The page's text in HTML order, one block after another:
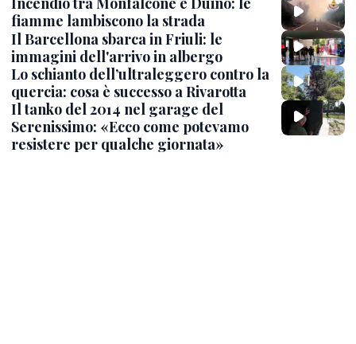
fiamme lambiscono la strada
Il Barcellona sbarca in Friuli: le
immagini dell'arrivo in albergo
Lo schianto dell’ultraleggero contro la
quercia: cosa è successo a Rivarotta
Il tanko del 2014 nel garage del
Serenissimo: «Ecco come potevamo
resistere per qualche giornata»